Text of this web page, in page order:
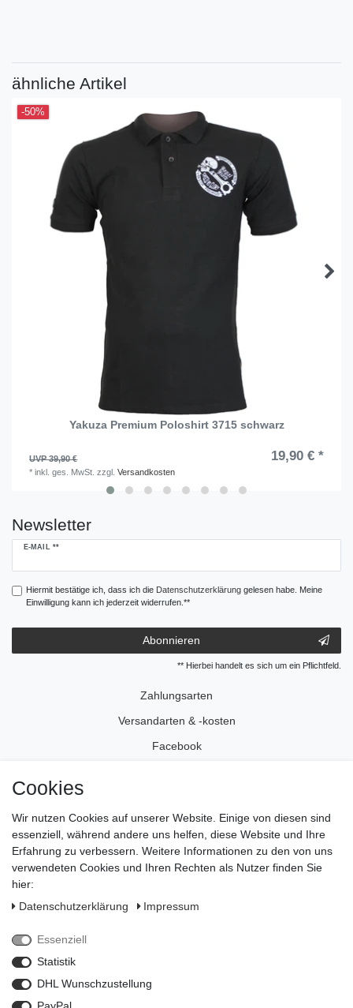
ähnliche Artikel
-50%
Yakuza Premium Poloshirt 3715 schwarz
UVP 39,90 € 19,90 € *
*inkl. ges. MwSt. zzgl.Versandkosten
Newsletter
E-MAIL **
Newsletter
Hiermit bestätige ich, dass ich die Daten­schutz­erklärunggelesen habe. Meine
Einwilligung kann ich jederzeit widerrufen.**
Abonnieren
** Hierbei handelt es sich um ein Pflichtfeld.
Zahlungsarten
Versandarten & -kosten
Facebook
Impressum
Daten­schutz­erklärung
AGB
Zahlungsarten
Cookies
Wir nutzen Cookies auf unserer Website. Einige von diesen sind
essenziell, während andere uns helfen, diese Website und Ihre
Erfahrung zu verbessern. Weitere Informationen zu den von uns
verwendeten Cookies und Ihren Rechten als Nutzer finden Sie
hier:
Daten­schutz­erklärung
Impressum
Essenziell
Statistik
DHL Wunschzustellung